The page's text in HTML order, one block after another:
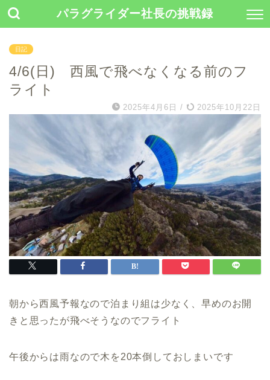
パラグライダー社長の挑戦録
日記
4/6(日) 西風で飛べなくなる前のフ
ライト
2025年4月6日 / 2025年10月22日
朝から西風予報なので泊まり組は少なく、早めのお開
きと思ったが飛べそうなのでフライト
午後からは雨なので木を20本倒しておしまいです